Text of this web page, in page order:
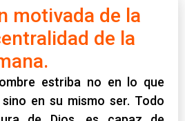
motivada de la
de la
estriba no en lo que
en su mismo ser. Todo